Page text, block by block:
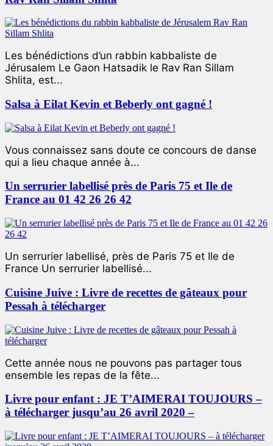
Les bénédictions d’un rabbin kabbaliste de
Jérusalem Le Gaon Hatsadik le Rav Ran Sillam
Shlita, est...
Salsa à Eilat Kevin et Beberly ont gagné !
Vous connaissez sans doute ce concours de danse
qui a lieu chaque année à...
Un serrurier labellisé près de Paris 75 et Ile de
France au 01 42 26 26 42
Un serrurier labellisé, près de Paris 75 et Ile de
France Un serrurier labellisé...
Cuisine Juive : Livre de recettes de gâteaux pour
Pessah à télécharger
Cette année nous ne pouvons pas partager tous
ensemble les repas de la fête...
Livre pour enfant : JE T’AIMERAI TOUJOURS –
à télécharger jusqu’au 26 avril 2020 –